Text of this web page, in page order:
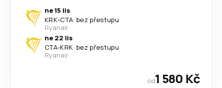
ne 15 lis
KRK-CTA· bez přestupu
Ryanair
ne 22 lis
CTA-KRK· bez přestupu
Ryanair
od1 580 Kč